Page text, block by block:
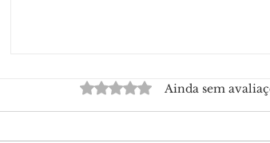
Avaliado com 0 de 5 estrelas.
Ainda sem